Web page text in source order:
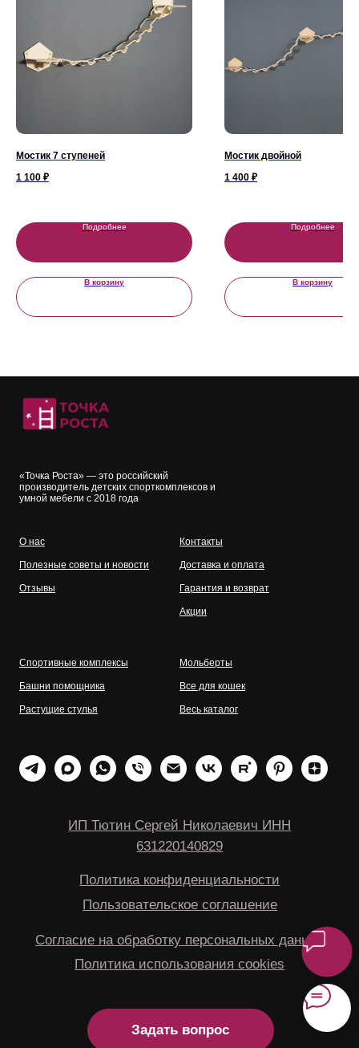
Мостик 7 ступеней
1 100 ₽
Подробнее
В корзину
Мостик двойной
1 400 ₽
Подробнее
В корзину
«Точка Роста» — это российский
производитель детских спорткомплексов и
умной мебели с 2018 года
О нас
Полезные советы и новости
Отзывы
Контакты
Доставка и оплата
Гарантия и возврат
Акции
Спортивные комплексы
Башни помощника
Растущие стулья
Мольберты
Все для кошек
Весь каталог
Политика конфиденциальности
631220140829
Задать вопрос